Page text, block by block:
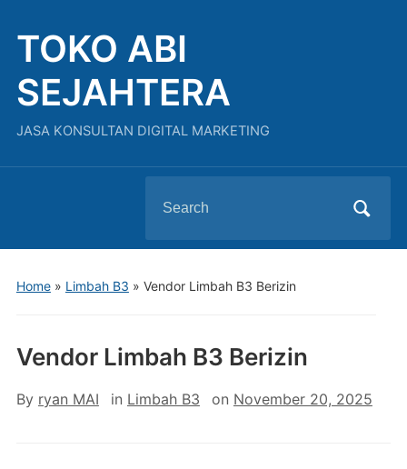
TOKO ABI
SEJAHTERA
JASA KONSULTAN DIGITAL MARKETING
for:
Home» Limbah B3 » Vendor Limbah B3 Berizin
Vendor Limbah B3 Berizin
By ryan MAI in Limbah B3 on November 20, 2025